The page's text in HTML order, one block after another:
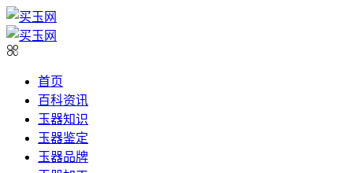
首页
百科资讯
玉器知识
玉器鉴定
玉器品牌